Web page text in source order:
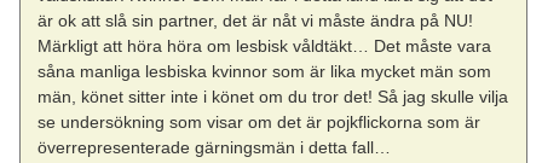
är ok att slå sin partner, det är nåt vi måste ändra på NU!
Märkligt att höra höra om lesbisk våldtäkt… Det måste vara
såna manliga lesbiska kvinnor som är lika mycket män som
män, könet sitter inte i könet om du tror det! Så jag skulle vilja
se undersökning som visar om det är pojkflickorna som är
överrepresenterade gärningsmän i detta fall…